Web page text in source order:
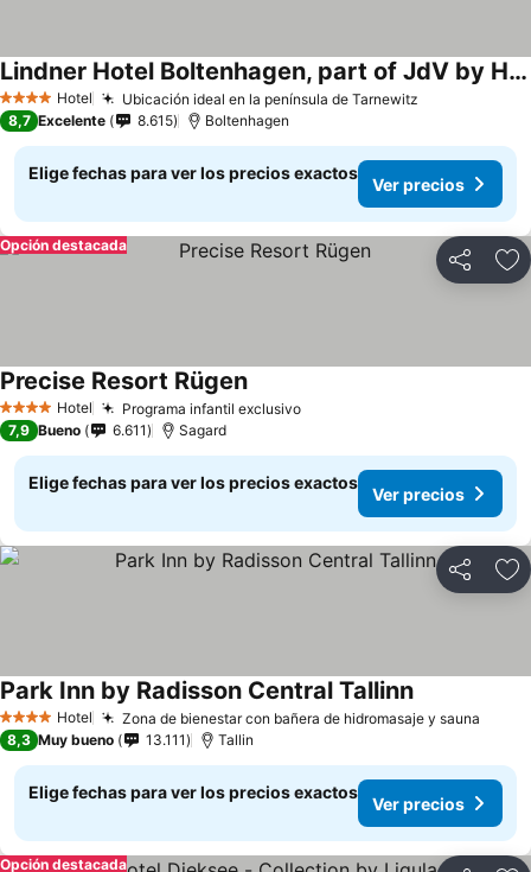
4 EstrellasHotel Ubicación ideal en la península de Tarnewitz
Lindner Hotel Boltenhagen, part of JdV by Hyatt
8,7 Excelente 8.615 Boltenhagen
Elige fechas para ver los precios exactos
Ver precios
Compartir
Opción destacada
4 EstrellasHotel Programa infantil exclusivo
Precise Resort Rügen
7,9 Bueno 6.611 Sagard
Elige fechas para ver los precios exactos
Ver precios
Compartir
4 EstrellasHotel Zona de bienestar con bañera de hidromasaje y sauna
Park Inn by Radisson Central Tallinn
8,3 Muy bueno 13.111 Tallin
Elige fechas para ver los precios exactos
Ver precios
Opción destacada